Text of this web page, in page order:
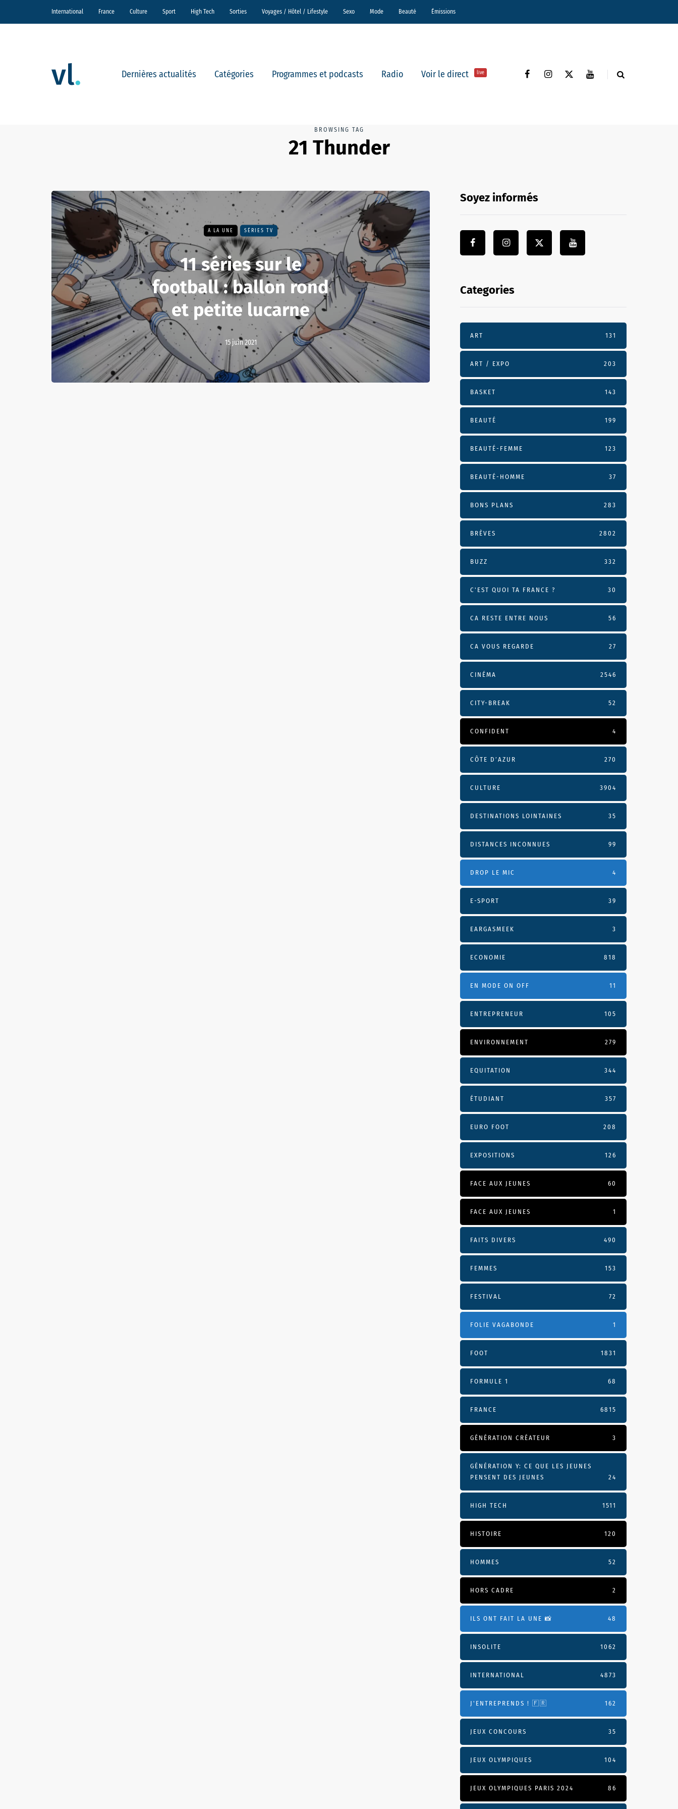
International France Culture Sport High Tech Sorties Voyages / Hôtel / Lifestyle Sexo Mode Beauté Émissions
Dernières actualités Catégories Programmes et podcasts Radio Voir le direct live
BROWSING TAG
21 Thunder
A LA UNE SÉRIES TV
11 séries sur le
football : ballon rond
et petite lucarne
15 juin 2021
Soyez informés
Categories
ART 131
ART / EXPO 203
BASKET 143
BEAUTÉ 199
BEAUTÉ-FEMME 123
BEAUTÉ-HOMME 37
BONS PLANS 283
BRÈVES 2802
BUZZ 332
C'EST QUOI TA FRANCE ? 30
CA RESTE ENTRE NOUS 56
CA VOUS REGARDE 27
CINÉMA 2546
CITY-BREAK 52
CONFIDENT 4
CÔTE D’AZUR 270
CULTURE 3904
DESTINATIONS LOINTAINES 35
DISTANCES INCONNUES 99
DROP LE MIC 4
E-SPORT 39
EARGASMEEK 3
ECONOMIE 818
EN MODE ON OFF 11
ENTREPRENEUR 105
ENVIRONNEMENT 279
EQUITATION 344
ÉTUDIANT 357
EURO FOOT 208
EXPOSITIONS 126
FACE AUX JEUNES 60
FACE AUX JEUNES 1
FAITS DIVERS 490
FEMMES 153
FESTIVAL 72
FOLIE VAGABONDE 1
FOOT 1831
FORMULE 1 68
FRANCE 6815
GÉNÉRATION CRÉATEUR 3
GÉNÉRATION Y: CE QUE LES JEUNES
PENSENT DES JEUNES
24
HIGH TECH 1511
HISTOIRE 120
HOMMES 52
HORS CADRE 2
ILS ONT FAIT LA UNE 📸 48
INSOLITE 1062
INTERNATIONAL 4873
J'ENTREPRENDS ! 🇫🇷 162
JEUX CONCOURS 35
JEUX OLYMPIQUES 104
JEUX OLYMPIQUES PARIS 2024 86